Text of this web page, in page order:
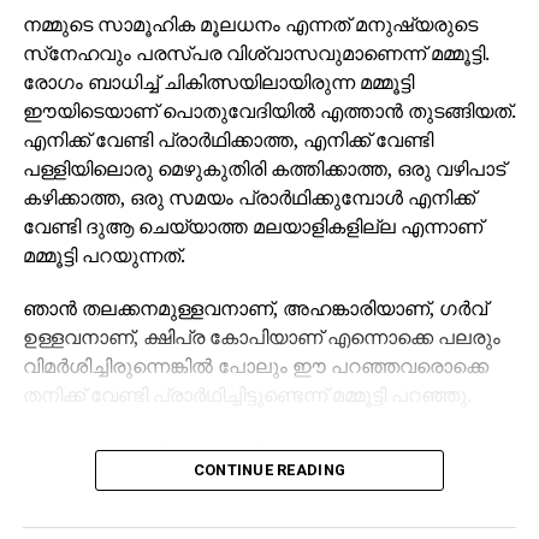
നമ്മുടെ സാമൂഹിക മൂലധനം എന്നത് മനുഷ്യരുടെ
സ്‌നേഹവും പരസ്പര വിശ്വാസവുമാണെന്ന് മമ്മൂട്ടി.
രോഗം ബാധിച്ച് ചികിത്സയിലായിരുന്ന മമ്മൂട്ടി
ഈയിടെയാണ് പൊതുവേദിയില്‍ എത്താന്‍ തുടങ്ങിയത്.
എനിക്ക് വേണ്ടി പ്രാര്‍ഥിക്കാത്ത, എനിക്ക് വേണ്ടി
പള്ളിയിലൊരു മെഴുകുതിരി കത്തിക്കാത്ത, ഒരു വഴിപാട്
കഴിക്കാത്ത, ഒരു സമയം പ്രാര്‍ഥിക്കുമ്പോള്‍ എനിക്ക്
വേണ്ടി ദുആ ചെയ്യാത്ത മലയാളികളില്ല എന്നാണ്
മമ്മൂട്ടി പറയുന്നത്.
ഞാന്‍ തലക്കനമുള്ളവനാണ്, അഹങ്കാരിയാണ്, ഗര്‍വ്
ഉള്ളവനാണ്, ക്ഷിപ്ര കോപിയാണ് എന്നൊക്കെ പലരും
വിമര്‍ശിച്ചിരുന്നെങ്കില്‍ പോലും ഈ പറഞ്ഞവരൊക്കെ
തനിക്ക് വേണ്ടി പ്രാര്‍ഥിച്ചിട്ടുണ്ടെന്ന് മമ്മൂട്ടി പറഞ്ഞു.
താന്‍ അഹങ്കാരിയാണെന്ന് പറഞ്ഞവര്‍ പോലും തനിക്ക്
വേണ്ടി പ്രാര്‍ഥിച്ചിരുന്നുവെന്ന മമ്മൂട്ടിയുടെ വാക്കുകള്‍
CONTINUE READING